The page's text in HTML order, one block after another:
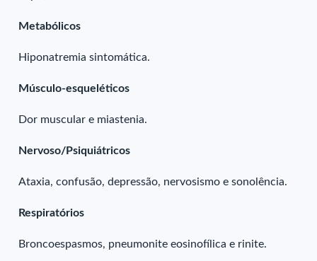
Metabólicos
Hiponatremia sintomática.
Músculo-esqueléticos
Dor muscular e miastenia.
Nervoso/Psiquiátricos
Ataxia, confusão, depressão, nervosismo e sonolência.
Respiratórios
Broncoespasmos, pneumonite eosinofílica e rinite.